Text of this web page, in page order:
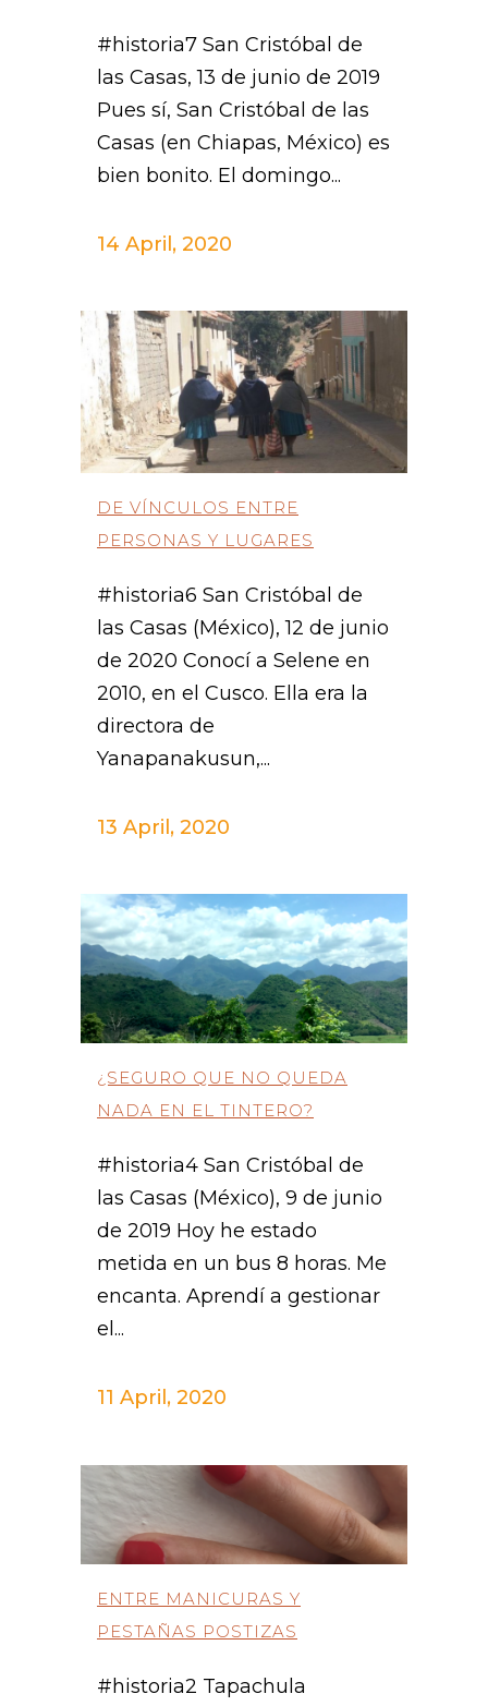
#historia7 San Cristóbal de
las Casas, 13 de junio de 2019
Pues sí, San Cristóbal de las
Casas (en Chiapas, México) es
bien bonito. El domingo...
14 April, 2020
DE VÍNCULOS ENTRE
PERSONAS Y LUGARES
#historia6 San Cristóbal de
las Casas (México), 12 de junio
de 2020 Conocí a Selene en
2010, en el Cusco. Ella era la
directora de
Yanapanakusun,...
13 April, 2020
¿SEGURO QUE NO QUEDA
NADA EN EL TINTERO?
#historia4 San Cristóbal de
las Casas (México), 9 de junio
de 2019 Hoy he estado
metida en un bus 8 horas. Me
encanta. Aprendí a gestionar
el...
11 April, 2020
ENTRE MANICURAS Y
PESTAÑAS POSTIZAS
#historia2 Tapachula